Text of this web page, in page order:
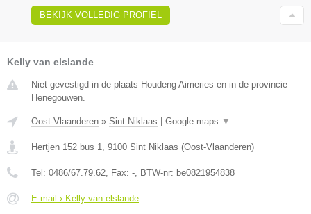
BEKIJK VOLLEDIG PROFIEL
Kelly van elslande
Niet gevestigd in de plaats Houdeng Aimeries en in de provincie
Henegouwen.
Oost-Vlaanderen » Sint Niklaas Google maps ▼
Hertjen 152 bus 1 9100 Sint Niklaas (Oost-Vlaanderen)
Tel: 0486/67.79.62 , Fax: - , BTW-nr: be0821954838
E-mail › Kelly van elslande